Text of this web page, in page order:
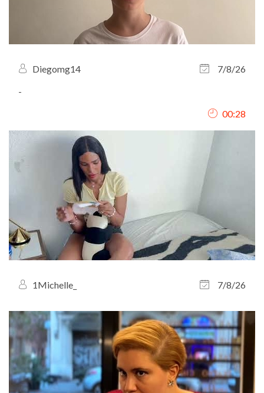
Diegomg14
7/8/26
-
00:28
1Michelle_ 7/8/26